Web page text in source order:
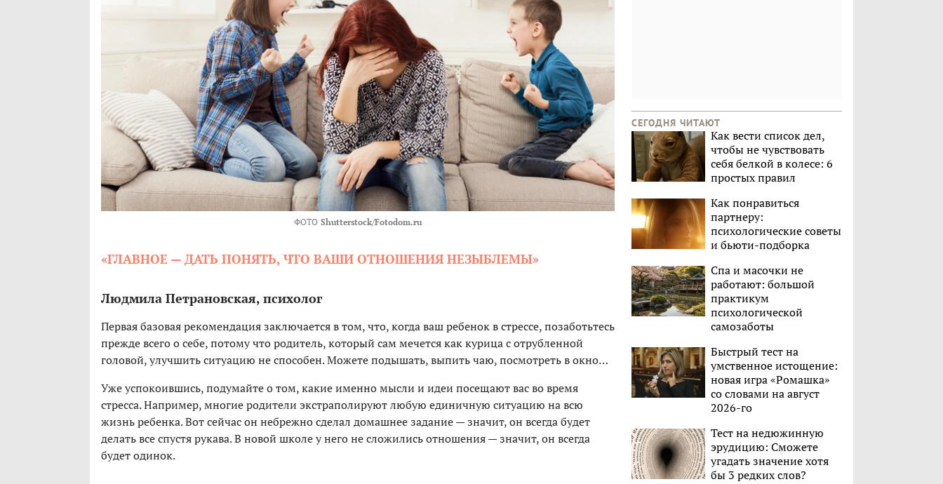
ФОТО Shutterstock/Fotodom.ru
«ГЛАВНОЕ — ДАТЬ ПОНЯТЬ, ЧТО ВАШИ ОТНОШЕНИЯ НЕЗЫБЛЕМЫ»
Людмила Петрановская, психолог
Первая базовая рекомендация заключается в том, что, когда ваш ребенок в стрессе, позаботьтесь
прежде всего о себе, потому что родитель, который сам мечется как курица с отрубленной
головой, улучшить ситуацию не способен. Можете подышать, выпить чаю, посмотреть в окно…
Уже успокоившись, подумайте о том, какие именно мысли и идеи посещают вас во время
стресса. Например, многие родители экстраполируют любую единичную ситуацию на всю
жизнь ребенка. Вот сейчас он небрежно сделал домашнее задание — значит, он всегда будет
делать все спустя рукава. В новой школе у него не сложились отношения — значит, он всегда
будет одинок.
СЕГОДНЯ ЧИТАЮТ
Как вести список дел,
чтобы не чувствовать
себя белкой в колесе: 6
простых правил
Как понравиться
партнеру:
психологические советы
и бьюти-подборка
Спа и масочки не
работают: большой
практикум
психологической
самозаботы
Быстрый тест на
умственное истощение:
новая игра «Ромашка»
со словами на август
2026-го
Тест на недюжинную
эрудицию: Сможете
угадать значение хотя
бы 3 редких слов?